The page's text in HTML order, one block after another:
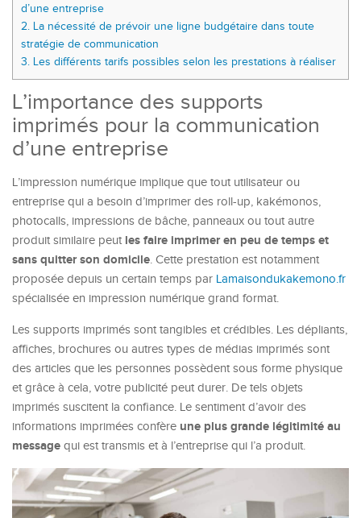
d’une entreprise
2. La nécessité de prévoir une ligne budgétaire dans toute
stratégie de communication
3. Les différents tarifs possibles selon les prestations à réaliser
L’importance des supports
imprimés pour la communication
d’une entreprise
L’impression numérique implique que tout utilisateur ou
entreprise qui a besoin d’imprimer des roll-up, kakémonos,
photocalls, impressions de bâche, panneaux ou tout autre
produit similaire peut les faire imprimer en peu de temps et
sans quitter son domicile. Cette prestation est notamment
proposée depuis un certain temps par Lamaisondukakemono.fr
spécialisée en impression numérique grand format.
Les supports imprimés sont tangibles et crédibles. Les dépliants,
affiches, brochures ou autres types de médias imprimés sont
des articles que les personnes possèdent sous forme physique
et grâce à cela, votre publicité peut durer. De tels objets
imprimés suscitent la confiance. Le sentiment d’avoir des
informations imprimées confère une plus grande légitimité au
message qui est transmis et à l’entreprise qui l’a produit.